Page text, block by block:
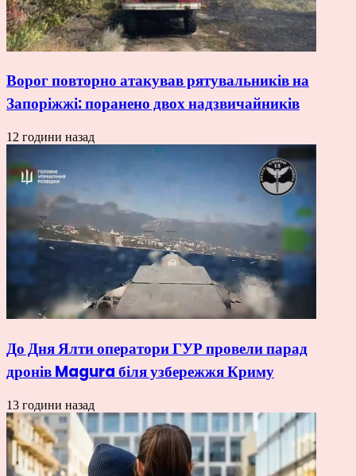
Ворог повторно атакував рятувальників на
Запоріжжі: поранено двох надзвичайників
12 години назад
До Дня Ялти оператори ГУР провели парад
дронів Magura біля узбережжя Криму
13 години назад